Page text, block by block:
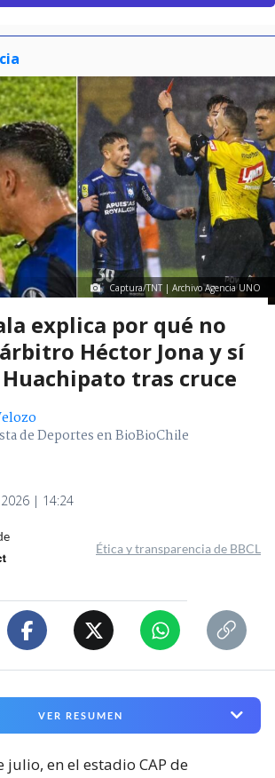
Captura/TNT | Archivo Agencia UNO
explica por qué no
Héctor Jona y sí
tras cruce
de Deportes en BioBioChile
| 14:24
Ética y transparencia de BBCL
VER RESUMEN
julio, en el estadio CAP de